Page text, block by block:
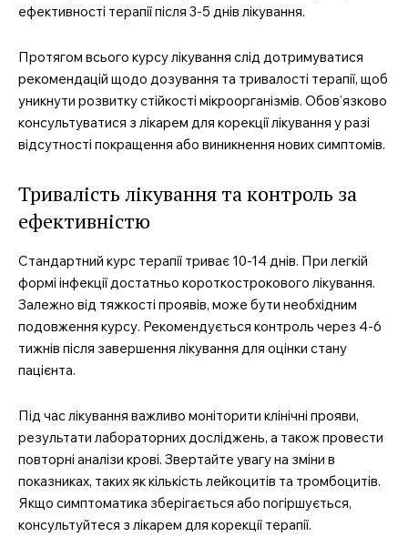
ефективності терапії після 3-5 днів лікування.
Протягом всього курсу лікування слід дотримуватися
рекомендацій щодо дозування та тривалості терапії, щоб
уникнути розвитку стійкості мікроорганізмів. Обов’язково
консультуватися з лікарем для корекції лікування у разі
відсутності покращення або виникнення нових симптомів.
Тривалість лікування та контроль за
ефективністю
Стандартний курс терапії триває 10-14 днів. При легкій
формі інфекції достатньо короткострокового лікування.
Залежно від тяжкості проявів, може бути необхідним
подовження курсу. Рекомендується контроль через 4-6
тижнів після завершення лікування для оцінки стану
пацієнта.
Під час лікування важливо моніторити клінічні прояви,
результати лабораторних досліджень, а також провести
повторні аналізи крові. Звертайте увагу на зміни в
показниках, таких як кількість лейкоцитів та тромбоцитів.
Якщо симптоматика зберігається або погіршується,
консультуйтеся з лікарем для корекції терапії.